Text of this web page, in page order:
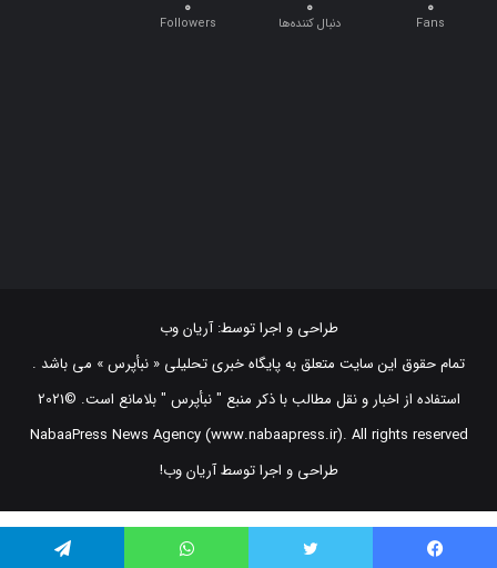
تمام حقوق این سایت متعلق به پایگاه خبری تحلیلی « نبأپرس » می باشد .
استفاده از اخبار و نقل مطالب با ذکر منبع "‌ نبأپرس " بلامانع است. ©2021
NabaaPress News Agency (www.nabaapress.ir). All rights reserved
طراحی و اجرا توسط آریان وب!